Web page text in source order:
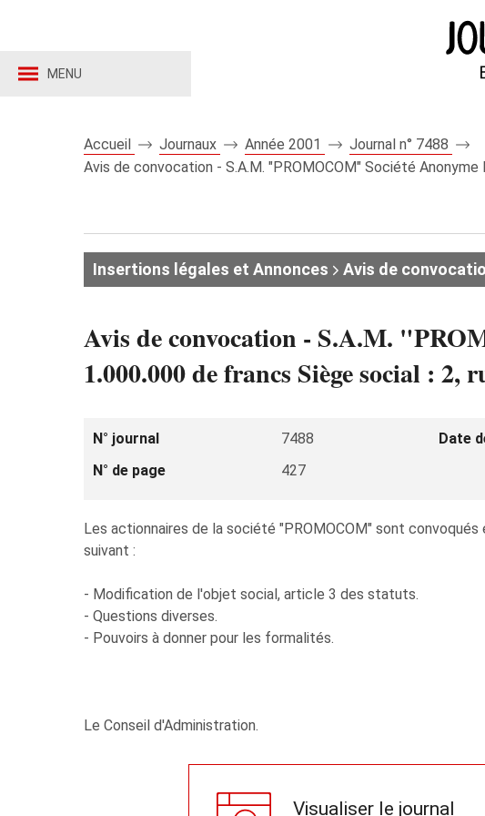
MENU
Accueil Journaux Année 2001
Journal n° 7488
Avis de convocation - S.A.M. "PROMOCOM" Société
Insertions légales et Annonces Avis de
Avis de convocation - S.A.M.
1.000.000 de francs Siège social :
N° journal 7488 Date
N° de page
427
Les actionnaires de la société "PROMOCOM" sont
suivant :
- Modification de l'objet social, article 3 des statuts.
- Questions diverses.
- Pouvoirs à donner pour les formalités.
Le Conseil d'Administration.
Visualiser le journal